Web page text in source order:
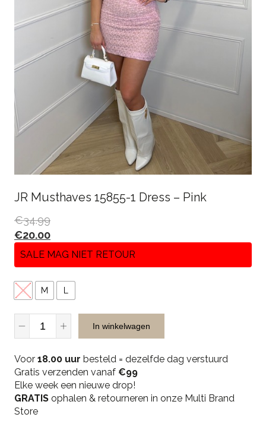
JR Musthaves 15855-1 Dress – Pink
€34.99
€20.00
SALE MAG NIET RETOUR
S M L
Musthaves
1
Dress
-
Pink
quantity
In winkelwagen
Voor 18.00 uur besteld = dezelfde dag verstuurd
Gratis verzenden vanaf €99
Elke week een nieuwe drop!
GRATIS ophalen & retourneren in onze Multi Brand
Store